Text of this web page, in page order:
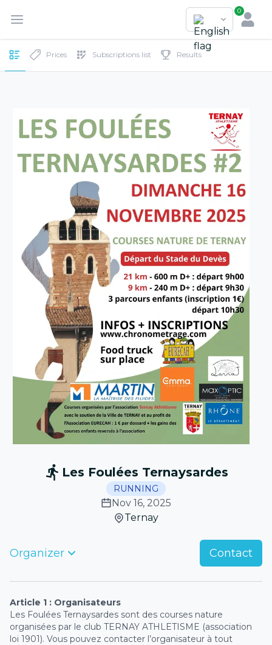
0
Prices Subscriptions list Results
Les Foulées Ternaysardes
RUNNING
Nov 16, 2025
Ternay
Organizer Contact
Article 1 : Organisateurs
Les Foulées Ternaysardes sont des courses nature
organisées par le club TERNAY ATHLETISME (association
loi 1901). Vous pouvez contacter l’organisateur à tout